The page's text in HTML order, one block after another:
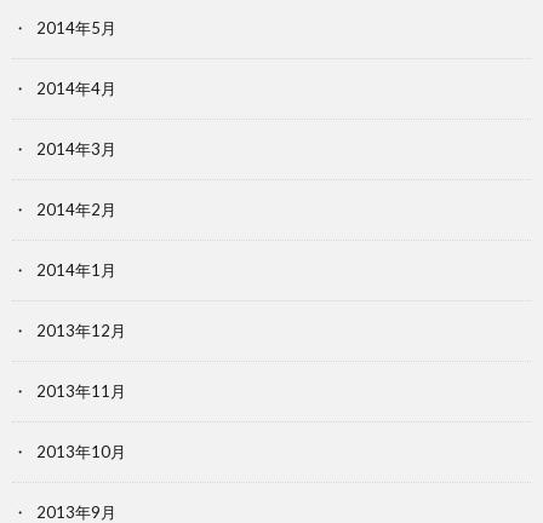
2014年5月
2014年4月
2014年3月
2014年2月
2014年1月
2013年12月
2013年11月
2013年10月
2013年9月